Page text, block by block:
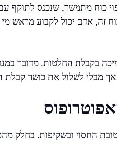
זה, אדם יכול לקבוע מראש
בקבלת החלטות. מדובר
מבלי לשלול את כושר קבלת
החסוי ובשקיפות. בחלק